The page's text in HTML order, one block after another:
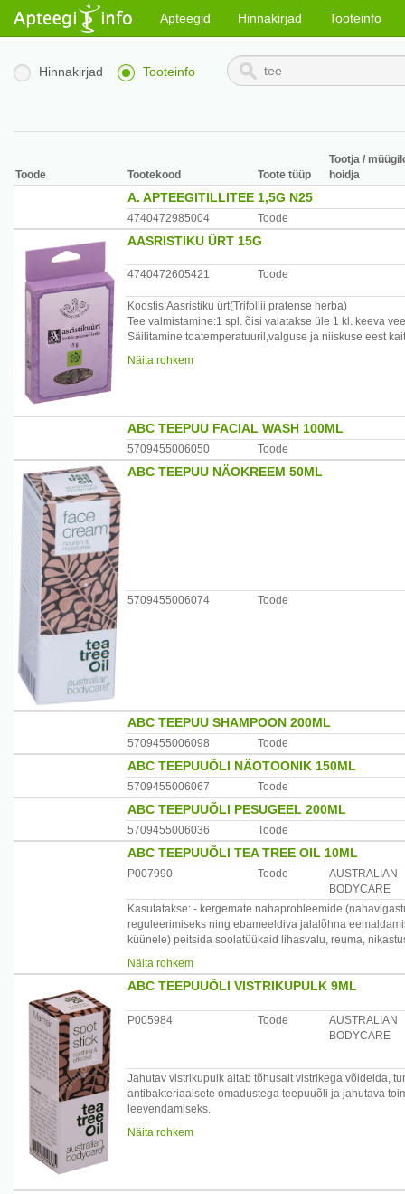
Apteegid Hinnakirjad Tooteinfo
Hinnakirjad Tooteinfo
Toode Tootekood Toote tüüp
Tootja /
hoidja
A. APTEEGITILLITEE 1,5G N25
4740472985004 Toode
AASRISTIKU ÜRT 15G
4740472605421 Toode
Koostis:Aasristiku ürt(Trifollii pratense herba)
Tee valmistamine:1 spl. õisi valatakse üle 1 kl. keeva
Säilitamine:toatemperatuuril,valguse ja niiskuse eest
Näita rohkem
ABC TEEPUU FACIAL WASH 100ML
5709455006050 Toode
ABC TEEPUU NÄOKREEM 50ML
5709455006074 Toode
ABC TEEPUU SHAMPOON 200ML
5709455006098 Toode
ABC TEEPUUÕLI NÄOTOONIK 150ML
5709455006067 Toode
ABC TEEPUUÕLI PESUGEEL 200ML
5709455006036 Toode
ABC TEEPUUÕLI TEA TREE OIL 10ML
P007990 Toode
AUSTRALIAN
BODYCARE
Kasutatakse: - kergemate nahaprobleemide
reguleerimiseks ning ebameeldiva jalalõhna
küünele) peitsida soolatüükaid lihasvalu, reuma,
ABC toodetes sisalduvad Teepuu õli – tasakaalustab
niisutab Nõiapähklipuu vesi – jahutab ja värskendab
Salongis: kandke mõned tilgad küüntele ja
Näita rohkem
ABC TEEPUUÕLI VISTRIKUPULK 9ML
P005984 Toode
AUSTRALIAN
BODYCARE
Jahutav vistrikupulk aitab tõhusalt vistrikega võidelda,
antibakteriaalsete omadustega teepuuõli ja jahutava
leevendamiseks.
Kasutamine: kandke otse probleemsetele piirkondadele
Näita rohkem